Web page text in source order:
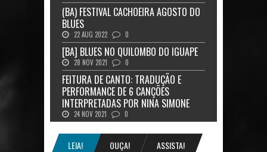
(BA) FESTIVAL CACHOEIRA AGOSTO DO
BLUES
22 AUG 2022 0
[BA] BLUES NO QUILOMBO DO IGUAPE
28 NOV 2021 0
FEITURA DE CANTO: TRADUÇÃO E
PERFORMANCE DE 6 CANÇÕES
INTERPRETADAS POR NINA SIMONE
24 NOV 2021 0
LEIA! OUÇA! ASSISTA!